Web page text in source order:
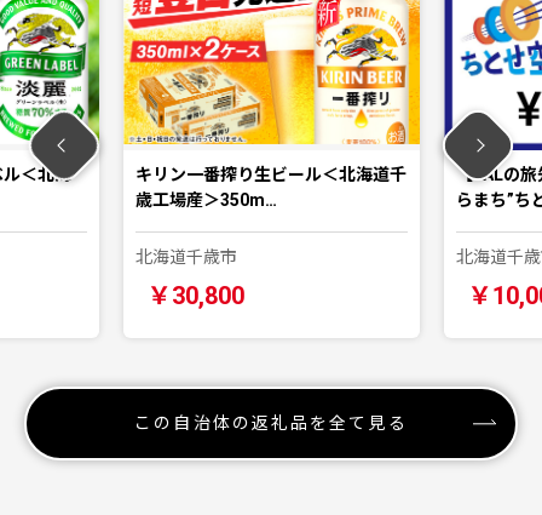
＜北海
キリン一番搾り生ビール＜北海道千
歳工場産＞350m…
北海道千歳市
￥30,800
【JALの旅
らまち”ち
北海道千
￥
この自治体の返礼品を全て見る